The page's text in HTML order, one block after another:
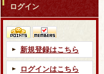
ログイン
新規登録はこちら
ログインはこちら